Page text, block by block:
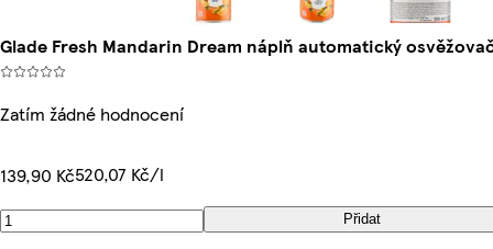
Glade Fresh Mandarin Dream náplň automatický
Zatím žádné hodnocení
139,90 Kč520,07 Kč/l
Přidat